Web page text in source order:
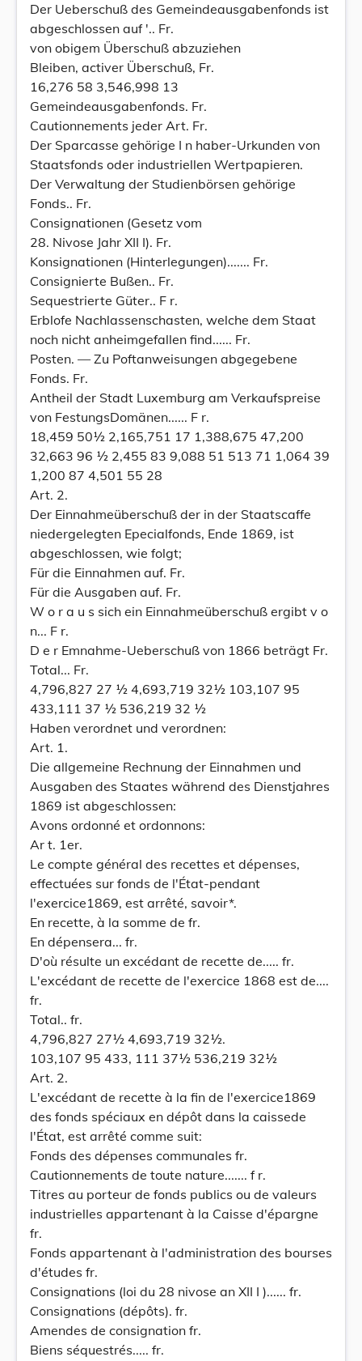
Der Ueberschuß des Gemeindeausgabenfonds ist
abgeschlossen auf '.. Fr.
von obigem Überschuß abzuziehen
Bleiben, activer Überschuß, Fr.
16,276 58 3,546,998 13
Gemeindeausgabenfonds. Fr.
Cautionnements jeder Art. Fr.
Der Sparcasse gehörige I n haber-Urkunden von
Staatsfonds oder industriellen Wertpapieren.
Der Verwaltung der Studienbörsen gehörige
Fonds.. Fr.
Consignationen (Gesetz vom
28. Nivose Jahr XII I). Fr.
Konsignationen (Hinterlegungen)....... Fr.
Consignierte Bußen.. Fr.
Sequestrierte Güter.. F r.
Erblofe Nachlassenschasten, welche dem Staat
noch nicht anheimgefallen find...... Fr.
Posten. — Zu Poftanweisungen abgegebene
Fonds. Fr.
Antheil der Stadt Luxemburg am Verkaufspreise
von FestungsDomänen...... F r.
18,459 50½ 2,165,751 17 1,388,675 47,200
32,663 96 ½ 2,455 83 9,088 51 513 71 1,064 39
1,200 87 4,501 55 28
Art. 2.
Der Einnahmeüberschuß der in der Staatscaffe
niedergelegten Epecialfonds, Ende 1869, ist
abgeschlossen, wie folgt;
Für die Einnahmen auf. Fr.
Für die Ausgaben auf. Fr.
W o r a u s sich ein Einnahmeüberschuß ergibt v o
n... F r.
D e r Emnahme-Ueberschuß von 1866 beträgt Fr.
Total... Fr.
4,796,827 27 ½ 4,693,719 32½ 103,107 95
433,111 37 ½ 536,219 32 ½
Haben verordnet und verordnen:
Art. 1.
Die allgemeine Rechnung der Einnahmen und
Ausgaben des Staates während des Dienstjahres
1869 ist abgeschlossen:
Avons ordonné et ordonnons:
Ar t. 1er.
Le compte général des recettes et dépenses,
effectuées sur fonds de l'État-pendant
l'exercice1869, est arrêté, savoir*.
En recette, à la somme de fr.
En dépensera... fr.
D'où résulte un excédant de recette de..... fr.
L'excédant de recette de l'exercice 1868 est de....
fr.
Total.. fr.
4,796,827 27½ 4,693,719 32½.
103,107 95 433, 111 37½ 536,219 32½
Art. 2.
L'excédant de recette à la fin de l'exercice1869
des fonds spéciaux en dépôt dans la caissede
l'État, est arrêté comme suit:
Fonds des dépenses communales fr.
Cautionnements de toute nature....... f r.
Titres au porteur de fonds publics ou de valeurs
industrielles appartenant à la Caisse d'épargne
fr.
Fonds appartenant à l'administration des bourses
d'études fr.
Consignations (loi du 28 nivose an XII I )...... fr.
Consignations (dépôts). fr.
Amendes de consignation fr.
Biens séquestrés..... fr.